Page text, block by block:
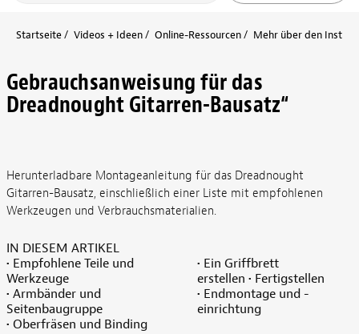
Startseite Videos + Ideen Online-Ressourcen Mehr über den
Gebrauchsanweisung für das
Dreadnought Gitarren-Bausatz“
Herunterladbare Montageanleitung für das Dreadnought
Gitarren-Bausatz, einschließlich einer Liste mit empfohlenen
Werkzeugen und Verbrauchsmaterialien.
IN DIESEM ARTIKEL
• Empfohlene Teile und
Werkzeuge
• Armbänder und
Seitenbaugruppe
• Oberfräsen und Binding
• Ein Griffbrett
erstellen • Fertigstellen
• Endmontage und -
einrichtung